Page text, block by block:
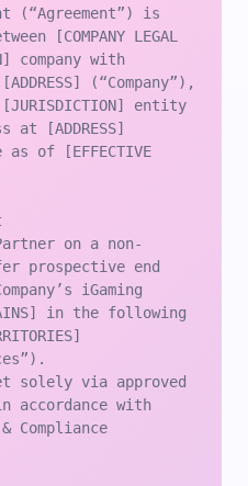
(“Agreement”) is
[COMPANY LEGAL
company with
(“Company”),
[JURISDICTION] entity
[ADDRESS]
of [EFFECTIVE
on a non-
prospective end
iGaming
in the following
solely via approved
accordance with
Compliance